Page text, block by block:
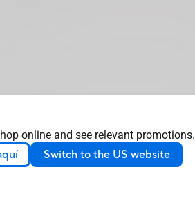
online and see relevant promotions.
Switch to the US website